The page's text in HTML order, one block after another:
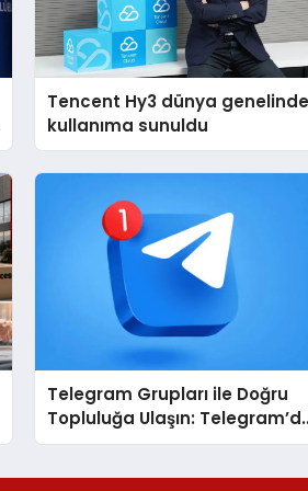
Tencent Hy3 dünya
kullanıma sunuldu
Telegram Grupları ile Doğru
Topluluğa Ulaşın:
Aradığınız Topluluğa Daha